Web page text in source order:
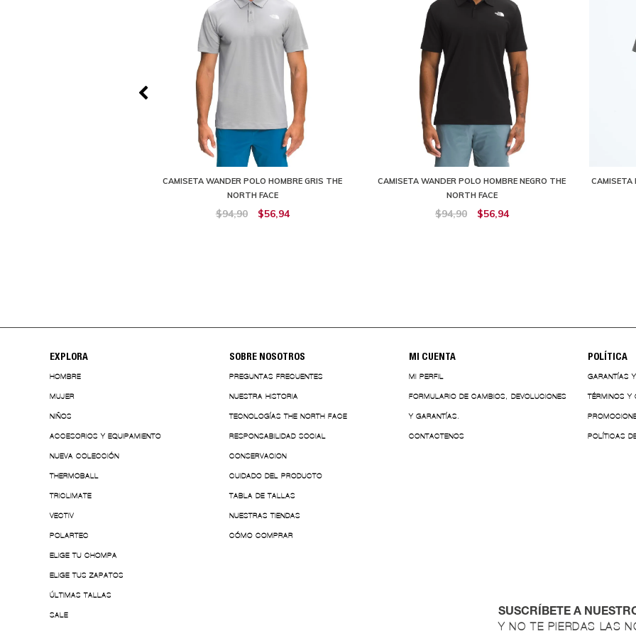
CAMISETA WANDER POLO HOMBRE GRIS THE
NORTH FACE
$94,90 $56,94
CAMISETA WANDER POLO HOMBRE NEGRO THE
NORTH FACE
$94,90 $56,94
CAMISETA
EXPLORA
HOMBRE
MUJER
NIÑOS
ACCESORIOS Y EQUIPAMIENTO
NUEVA COLECCIÓN
THERMOBALL
TRICLIMATE
VECTIV
POLARTEC
ELIGE TU CHOMPA
ELIGE TUS ZAPATOS
ÚLTIMAS TALLAS
SALE
SOBRE NOSOTROS
PREGUNTAS FRECUENTES
NUESTRA HISTORIA
TECNOLOGÍAS THE NORTH FACE
RESPONSABILIDAD SOCIAL
CONSERVACION
CUIDADO DEL PRODUCTO
TABLA DE TALLAS
NUESTRAS TIENDAS
CÓMO COMPRAR
MI CUENTA
MI PERFIL
FORMULARIO DE CAMBIOS, DEVOLUCIONES
Y GARANTÍAS.
CONTACTENOS
POLÍTICA
GARANTÍAS
TÉRMINOS Y
POLÍTICAS
SUSCRÍBETE A
Y NO TE PIERDAS LAS